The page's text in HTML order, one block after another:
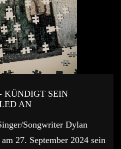
KÜNDIGT SEIN
AN
Songwriter Dylan
27. September 2024 sein